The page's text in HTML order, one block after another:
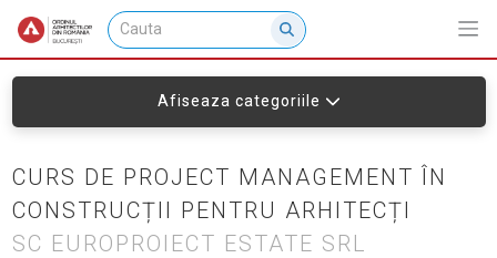
Afiseaza categoriile
CURS DE PROJECT MANAGEMENT ÎN
CONSTRUCȚII PENTRU ARHITECȚI
SC EUROPROIECT ESTATE SRL